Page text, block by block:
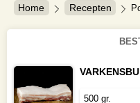
Home Recepten